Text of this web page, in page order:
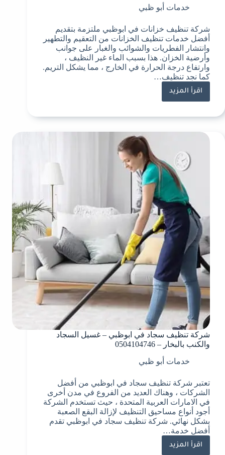
خدمات أبو ظبي
شركة تنظيف خزانات في ابوظبي ملتزمة بتقديم
أفضل خدمات تنظيف الخزانات من التعقيم والتطهير
وانتشار الفطريات والشوائب والغبار على جوانب
وأرضية الخزان. هذا بسبب الماء غير النظيف ،
وارتفاع درجة الحرارة في الخارج ، مما يشكل التريم.
كما نجد تنظيف…
اقرأ المزيد
شركة تنظيف سجاد في ابوظبي – غسيل السجاد
والكنب بالبخار – 0504104746
خدمات أبو ظبي
تعتبر شركة تنظيف سجاد في ابوظبي من أفضل
الشركات ، وهناك العديد من الفروع في مدن أخرى
في الامارات العربية المتحدة ، حيث تستخدم الشركة
أجود أنواع مساحيق التنظيف لإزالة البقع الصعبة
بشكل نهائي. شركة تنظيف سجاد في ابوظبي تقدم
أفضل خدمة…
اقرأ المزيد